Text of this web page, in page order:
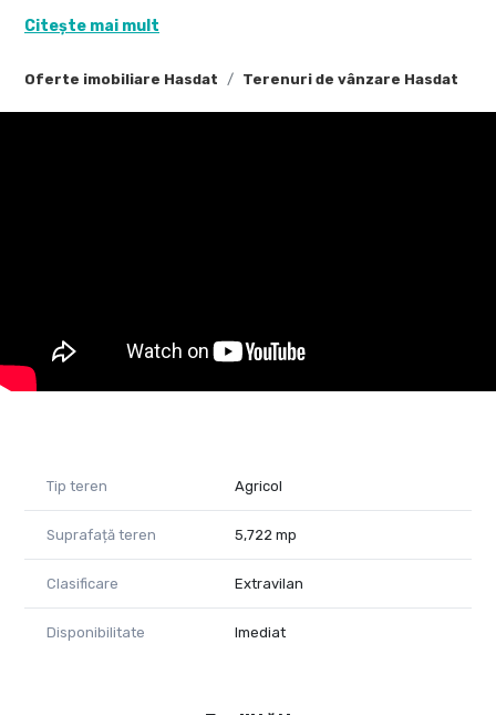
Oferte imobiliare Hasdat Terenuri de vânzare Hasdat
Adecvat pentru investiţii în fond forestier, livadă sau pentru
alte investiţii non-agricole.
solicită o vizionare.
Citește mai mult
Tip teren Agricol
Suprafață teren 5,722 mp
Clasificare Extravilan
Disponibilitate Imediat